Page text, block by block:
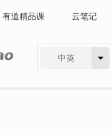
有道精品课 云笔记
中英